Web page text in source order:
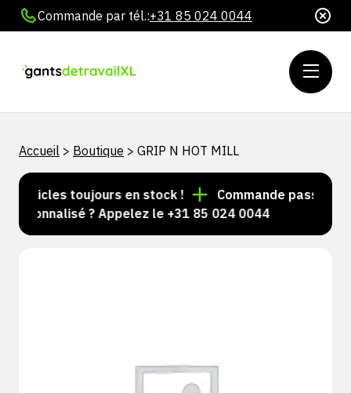
Commande par tél.:+31 85 024 0044
Accueil > Boutique > GRIP N HOT MILL
toujours en stock !
Commande passée
? Appelez le +31 85 024 0044